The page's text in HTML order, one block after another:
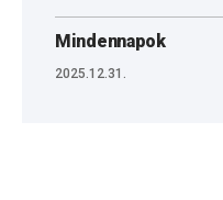
Mindennapok
2025.12.31.